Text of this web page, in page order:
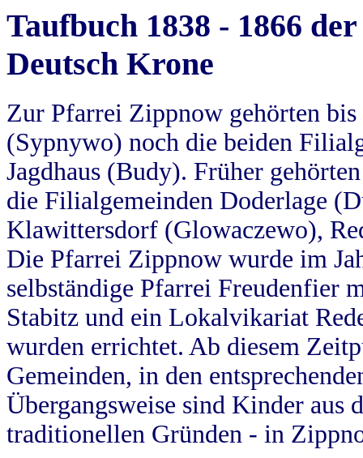
Taufbuch 1838 - 1866
Deutsch Krone
Zur Pfarrei Zippnow gehörten
(Sypnywo) noch die beiden
Jagdhaus (Budy). Früher
die Filialgemeinden Doderlage
Klawittersdorf (Glowaczewo),
Die Pfarrei Zippnow wurde im
selbständige Pfarrei Freudenfier
Stabitz und ein Lokalvikariat
wurden errichtet. Ab diesem
Gemeinden, in den
Übergangsweise sind Kinder aus
traditionellen Gründen - in